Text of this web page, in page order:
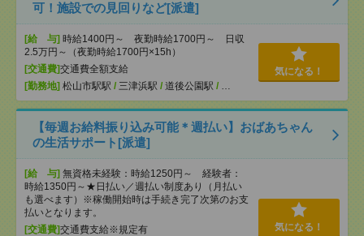
可！施設での見回りなど[派遣]
[給 与] 時給1400円～ 夜勤時給1700円～ 日収
2.5万円～（夜勤時給1700円×15h）
[交通費]交通費全額支給
[勤務地] 松山市駅駅 / 三津浜駅 / 道後公園駅 / …
気になる！
【毎週お給料振り込み可能＊週払い】おばあちゃん
の生活サポート[派遣]
[給 与] 無資格未経験：時給1250円～ 経験者：
時給1350円～★日払い／週払い制度あり（月払い
も選べます）※稼働開始時は手続き完了次第のお支
払いとなります。
[交通費]交通費支給※規定有
気になる！